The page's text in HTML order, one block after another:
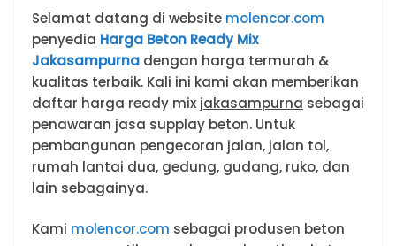
Selamat datang di website molencor.com
penyedia Harga Beton Ready Mix
Jakasampurna dengan harga termurah &
kualitas terbaik. Kali ini kami akan memberikan
daftar harga ready mix jakasampurna sebagai
penawaran jasa supplay beton. Untuk
pembangunan pengecoran jalan, jalan tol,
rumah lantai dua, gedung, gudang, ruko, dan
lain sebagainya.
Kami molencor.com sebagai produsen beton